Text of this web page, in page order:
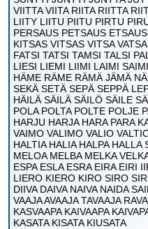
VIITTA VIITA RIITA RIITTA
LIITY LIITU PIITU PIRTU
PERSAUS PETSAUS
KITSAS VITSAS VITSA
FATSI TATSI TAMSI TALSI
LIESI LIEMI LIIMI LAIMI
HÄME RÄME RÄMÄ JÄMÄ
SEKÄ SETÄ SEPÄ SEPPÄ
HÄILÄ SÄILÄ SÄILÖ SÄILE
POLA POLTA POLTE POLJE
HARJU HARJA HARA PARA
VAIMO VALIMO VALIO
HALTIA HALIA HALPA
MELOA MELBA MELKA
ESPA ESLA ESRA EIRA EIRI
LIERO KIERO KIRO SIRO
DIIVA DAIVA NAIVA NAIDA
VAAJA AVAAJA TAVAAJA
KASVAAPA KAIVAAPA
KASATA KISATA KIUSATA